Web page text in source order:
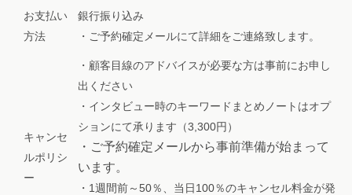
お支払い
方法
銀行振り込み
・ご予約確定メールにて詳細をご連絡致します。
キャンセ
ルポリシ
ー
・顧客目線のアドバイスが必要な方は事前にお申し
出ください
・インタビュー時のキーワードまとめノートはオプ
ションにて承ります（3,300円）
・ご予約確定メールから事前準備が始まって
います。
・1週間前～50％、当日100％のキャンセル料金が発